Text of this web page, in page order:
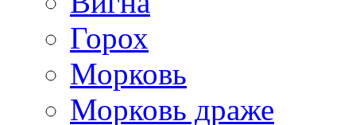
Горох
Морковь
Морковь драже